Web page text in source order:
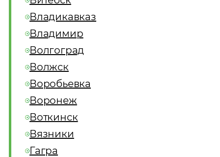
Владикавказ
Владимир
Волгоград
Волжск
Воробьевка
Воронеж
Воткинск
Вязники
Гагра